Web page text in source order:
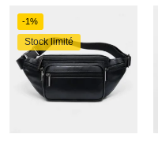
-1%
Stock limité